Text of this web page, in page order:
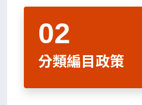
分類編目政策